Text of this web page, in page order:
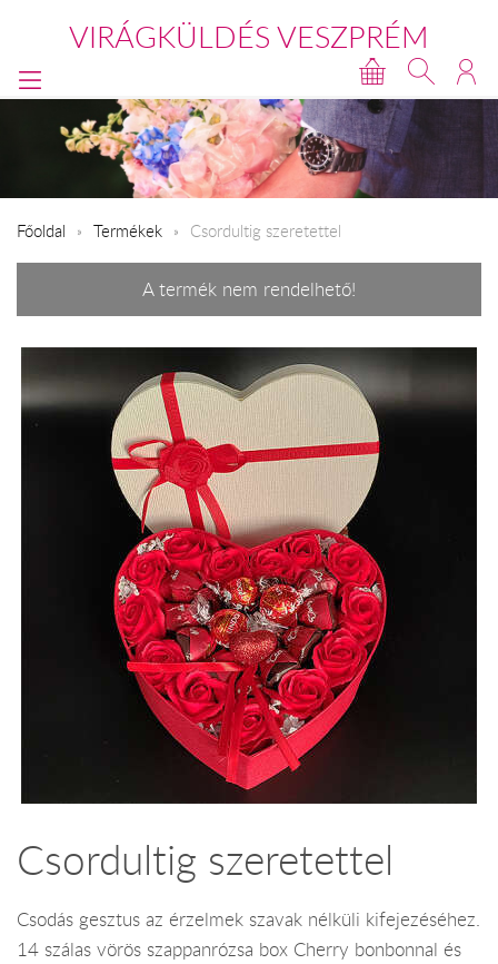
VIRÁGKÜLDÉS VESZPRÉM
Főoldal Termékek Csordultig szeretettel
A termék nem rendelhető!
Csordultig szeretettel
Csodás gesztus az érzelmek szavak nélküli kifejezéséhez.
14 szálas vörös szappanrózsa box Cherry bonbonnal és